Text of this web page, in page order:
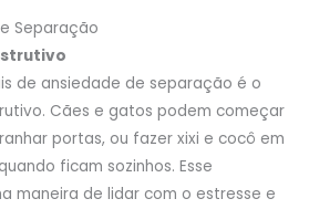
Separação
de ansiedade de separação é o
Cães e gatos podem começar
portas, ou fazer xixi e cocô em
ficam sozinhos. Esse
maneira de lidar com o estresse e